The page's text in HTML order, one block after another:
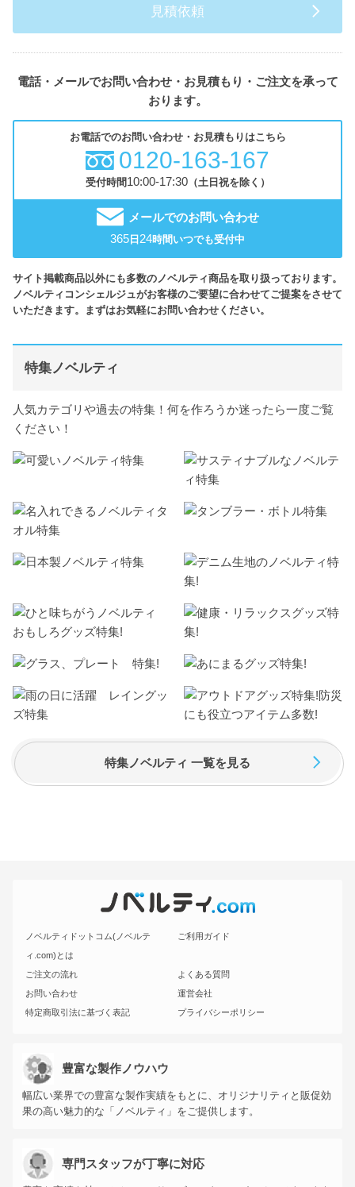
見積依頼
電話・メールでお問い合わせ・お見積もり・ご注文を承って
おります。
お電話でのお問い合わせ・お見積もりはこちら
0120-163-167
受付時間10:00-17:30（土日祝を除く）
メールでのお問い合わせ
365 日 24時間いつでも受付中
サイト掲載商品以外にも多数のノベルティ商品を取り扱っております。
ノベルティコンシェルジュがお客様のご要望に合わせてご提案をさせて
いただきます。まずはお気軽にお問い合わせください。
特集ノベルティ
人気カテゴリや過去の特集！何を作ろうか迷ったら一度ご覧
ください！
特集ノベルティ 一覧を見る
ノベルティドットコム(ノベルテ
ィ.com)とは
ご利用ガイド
ご注文の流れ
よくある質問
お問い合わせ
運営会社
特定商取引法に基づく表記
プライバシーポリシー
豊富な製作ノウハウ
幅広い業界での豊富な製作実績をもとに、オリジナリティと販促効
果の高い魅力的な「ノベルティ」をご提供します。
専門スタッフが丁寧に対応